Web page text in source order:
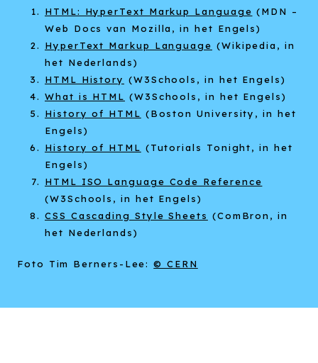
HTML: HyperText Markup Language (MDN –
Web Docs van Mozilla, in het Engels)
HyperText Markup Language (Wikipedia, in
het Nederlands)
HTML History (W3Schools, in het Engels)
What is HTML (W3Schools, in het Engels)
History of HTML (Boston University, in het
Engels)
History of HTML (Tutorials Tonight, in het
Engels)
HTML ISO Language Code Reference
(W3Schools, in het Engels)
CSS Cascading Style Sheets (ComBron, in
het Nederlands)
Foto Tim Berners-Lee:© CERN